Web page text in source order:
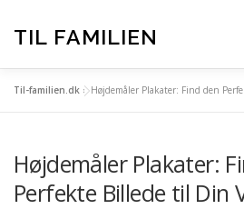
indhold
TIL FAMILIEN
TIL-FAMILIEN.DK – BAG OM
Til-familien.dk »Højdemåler Plakater: Find den
Højdemåler Plakater:
Perfekte Billede til Din